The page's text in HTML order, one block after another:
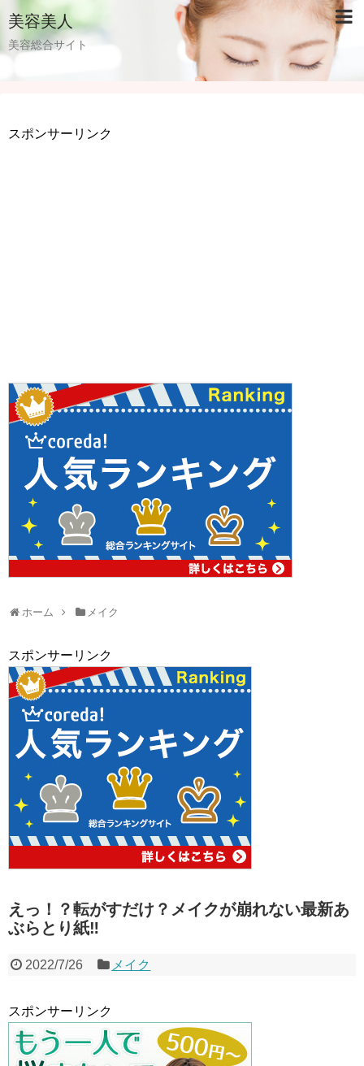
美容美人
美容総合サイト
スポンサーリンク
ホーム メイク
スポンサーリンク
えっ！？転がすだけ？メイクが崩れない最新あ
ぶらとり紙‼︎
2022/7/26 メイク
スポンサーリンク